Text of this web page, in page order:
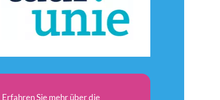
Erfahren Sie mehr über die